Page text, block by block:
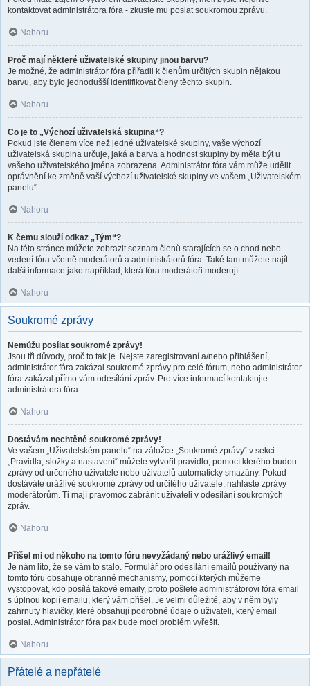
kontaktovat administrátora fóra - zkuste mu poslat soukromou zprávu.
Nahoru
Proč mají některé uživatelské skupiny jinou barvu?
Je možné, že administrátor fóra přiřadil k členům určitých skupin nějakou
barvu, aby bylo jednodušší identifikovat členy těchto skupin.
Nahoru
Co je to „Výchozí uživatelská skupina“?
Pokud jste členem více než jedné uživatelské skupiny, vaše výchozí
uživatelská skupina určuje, jaká a barva a hodnost skupiny by měla být u
vašeho uživatelského jména zobrazena. Administrátor fóra vám může udělit
oprávnění ke změně vaší výchozí uživatelské skupiny ve vašem „Uživatelském
panelu“.
Nahoru
K čemu slouží odkaz „Tým“?
Na této stránce můžete zobrazit seznam členů starajících se o chod nebo
vedení fóra včetně moderátorů a administrátorů fóra. Také tam můžete najít
další informace jako například, která fóra moderátoři moderují.
Nahoru
Soukromé zprávy
Nemůžu posílat soukromé zprávy!
Jsou tři důvody, proč to tak je. Nejste zaregistrovaní a/nebo přihlášení,
administrátor fóra zakázal soukromé zprávy pro celé fórum, nebo administrátor
fóra zakázal přímo vám odesílání zpráv. Pro více informací kontaktujte
administrátora fóra.
Nahoru
Dostávám nechtěné soukromé zprávy!
Ve vašem „Uživatelském panelu“ na záložce „Soukromé zprávy“ v sekci
„Pravidla, složky a nastavení“ můžete vytvořit pravidlo, pomocí kterého budou
zprávy od určeného uživatele nebo uživatelů automaticky smazány. Pokud
dostáváte urážlivé soukromé zprávy od určitého uživatele, nahlaste zprávy
moderátorům. Ti mají pravomoc zabránit uživateli v odesílání soukromých
zpráv.
Nahoru
Přišel mi od někoho na tomto fóru nevyžádaný nebo urážlivý email!
Je nám líto, že se vám to stalo. Formulář pro odesílání emailů používaný na
tomto fóru obsahuje obranné mechanismy, pomocí kterých můžeme
vystopovat, kdo posílá takové emaily, proto pošlete administrátorovi fóra email
s úplnou kopií emailu, který vám přišel. Je velmi důležité, aby v něm byly
zahrnuty hlavičky, které obsahují podrobné údaje o uživateli, který email
poslal. Administrátor fóra pak bude moci problém vyřešit.
Nahoru
Přátelé a nepřátelé